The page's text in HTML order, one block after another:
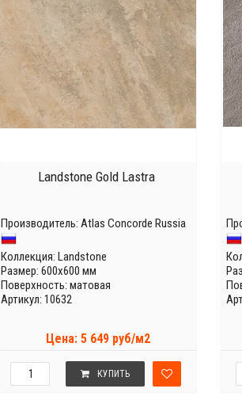
Landstone Gold Lastra
Производитель: Atlas Concorde Russia
Коллекция: Landstone
Размер: 600x600 мм
Поверхность: матовая
Артикул: 10632
Цена: 5 649 руб/м2
КУПИТЬ